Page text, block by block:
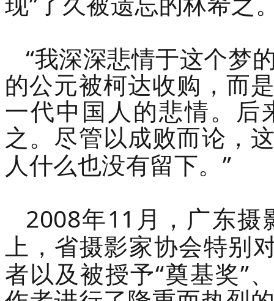
“我深深悲情于这个梦
的公元被柯达收购，而
一代中国人的悲情。后
之。尽管以成败而论，
人什么也没有留下。 ”
2008年11 月，广东摄
上，省摄影家协会特别
者以及被授予“奠基奖”